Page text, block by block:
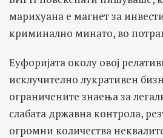
марихуана е магнет за
криминално минато, во
Еуфоријата околу овој
исклучително лукративен
ограничените знаења за
слабата државна контрола,
огромни количества